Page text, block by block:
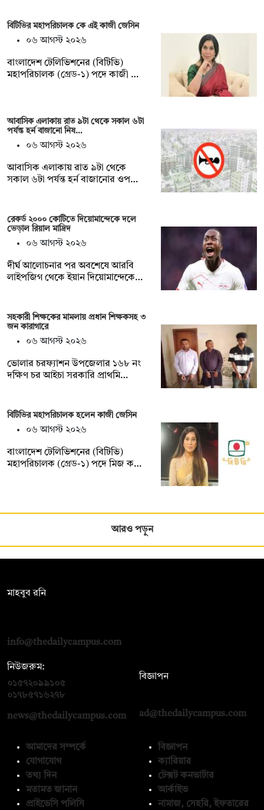
বিটিভির মহাপরিচালক কে এই কাজী জেসিন
০৬ আগস্ট ২০২৬
বাংলাদেশ টেলিভিশনের (বিটিভি)
মহাপরিচালক (গ্রেড-১) পদে কাজী …
আবাসিক এলাকায় রাত ৯টা থেকে সকাল ৬টা
পর্যন্ত হর্ন বাজানো নিষ…
০৬ আগস্ট ২০২৬
আবাসিক এলাকায় রাত ৯টা থেকে
সকাল ৬টা পর্যন্ত হর্ন বাজানোর ওপ…
রেকর্ড ২০০০ কোটিতে দিয়োমান্দেকে দলে
ভেড়াল রিয়াল মাদ্রিদ
০৬ আগস্ট ২০২৬
দীর্ঘ আলোচনার পর অবশেষে আরবি
লাইপজিগ থেকে ইয়ান দিয়োমান্দেকে…
সহকারী শিক্ষকের মামলায় প্রধান শিক্ষকসহ ৩
জন কারাগারে
০৬ আগস্ট ২০২৬
ভোলার চরফ্যাশন উপজেলার ১৬৮ নং
দক্ষিণ চর আইচা সরকারি প্রাথমি…
বিটিভির মহাপরিচালক হলেন কাজী জেসিন
০৬ আগস্ট ২০২৬
বাংলাদেশ টেলিভিশনের (বিটিভি)
মহাপরিচালক (গ্রেড-১) পদে মিজ ক…
আরও পড়ুন
মাহবুব রনি
info@thedailycampus.com
নিউজরুম:
০১৫৭২০৯৯১০৫
০১৭৮৫৭১৬২৭৮
news@thedailycampus.com
বিজ্ঞাপন
ad@thedailycampus.com
আমাদের সম্পর্কে
যোগাযোগ
তথ্য দিন
মতামত জানান
প্রাইভেসি পলিসি
বিজ্ঞাপন
ক্যারিয়ার
টেক্সট কনভার্টার
আর্কাইভ
নামাজ, সেহরি, ইফতারের